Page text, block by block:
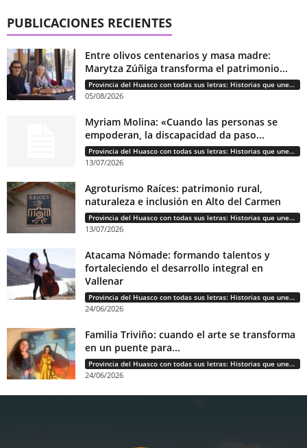
PUBLICACIONES RECIENTES
Entre olivos centenarios y masa madre:
Marytza Zúñiga transforma el patrimonio...
Provincia del Huasco con todas sus letras: Historias que unen cultura, diversidad e identidad
05/08/2026
Myriam Molina: «Cuando las personas se
empoderan, la discapacidad da paso...
Provincia del Huasco con todas sus letras: Historias que unen cultura, diversidad e identidad
13/07/2026
Agroturismo Raíces: patrimonio rural,
naturaleza e inclusión en Alto del Carmen
Provincia del Huasco con todas sus letras: Historias que unen cultura, diversidad e identidad
13/07/2026
Atacama Nómade: formando talentos y
fortaleciendo el desarrollo integral en
Vallenar
Provincia del Huasco con todas sus letras: Historias que unen cultura, diversidad e identidad
24/06/2026
Familia Triviño: cuando el arte se transforma
en un puente para...
Provincia del Huasco con todas sus letras: Historias que unen cultura, diversidad e identidad
24/06/2026